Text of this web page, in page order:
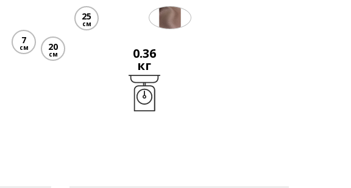
7
см
25
см
20
см 0.36
кг